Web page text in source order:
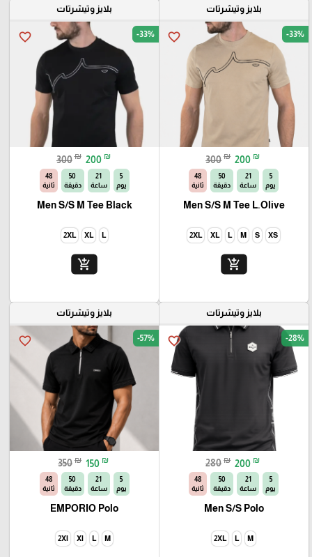
بلايز وتيشرتات
favorite_border -33%
300 ₪ 200 ₪
5
يوم
21
ساعة
50
دقيقة
46
ثانية
Men S/S M Tee L.Olive
XS
S
M
L
XL
2XL
add_shopping_cart
بلايز وتيشرتات
favorite_border -33%
300 ₪ 200 ₪
5
يوم
21
ساعة
50
دقيقة
46
ثانية
Men S/S M Tee Black
L
XL
2XL
add_shopping_cart
بلايز وتيشرتات
favorite_border -28%
280 ₪ 200 ₪
5
يوم
21
ساعة
50
دقيقة
46
ثانية
Men S/S Polo
M
L
2XL
بلايز وتيشرتات
favorite_border -57%
350 ₪ 150 ₪
5
يوم
21
ساعة
50
دقيقة
46
ثانية
EMPORIO Polo
M
L
Xl
2Xl